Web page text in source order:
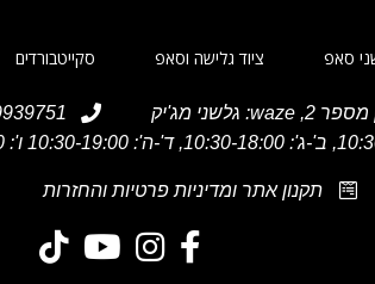
סאפ ציוד גלישה וסאפ סקייטבורדים
תקנון אתר ומדיניות פרטיות והחזרות